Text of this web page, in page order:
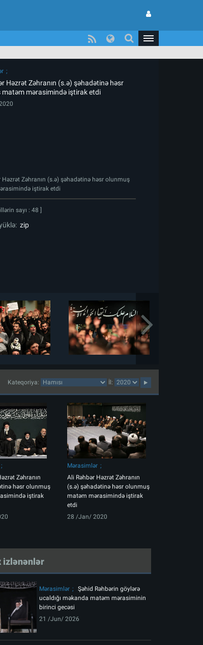
Həzrət Zəhranın (s.ə) şəhadətinə həsr
matəm mərasimində iştirak etdi
Həzrət Zəhranın (s.ə) şəhadətinə həsr olunmuş
iştirak etdi
sayı : 48 ]
zip
Kateqoriya: İl:
Zəhranın
həsr olunmuş
iştirak
Mərasimlər
Ali Rəhbər Həzrət Zəhranın
(s.ə) şəhadətinə həsr olunmuş
matəm mərasimində iştirak
etdi
28 /Jan/ 2020
izlənənlər
Mərasimlər
Şəhid Rəhbərin göylərə
ucaldığı məkanda matəm mərasiminin
birinci gecəsi
21 /Jun/ 2026